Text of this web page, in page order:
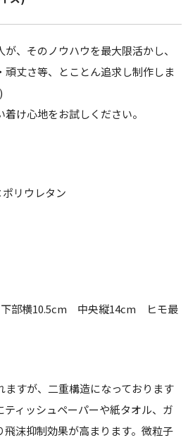
、そのノウハウを最大限活かし、
頑丈さ等、とことん追求し制作しま
け心地をお試しください。
リウレタン
部横10.5cm 中央縦14cm ヒモ最
ますが、二重構造になっております
ィッシュペーパーや紙タオル、ガ
飛沫抑制効果が高まります。微粒子